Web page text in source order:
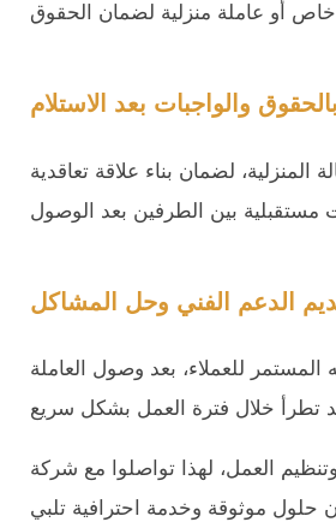
بالحقوق والواجبات بعد الاستلام
لضمان بناء علاقة تعاقدية
الدعم الفني وحل المشاكل
للعملاء، بعد وصول العاملة
العمل، لهذا تواصلوا مع شركة
حلول موثوقة وخدمة احترافية تلبي